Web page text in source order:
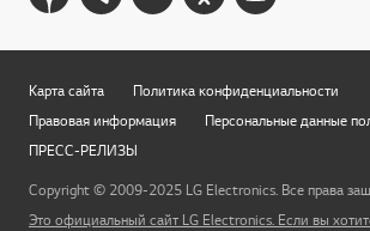
Карта сайта
Политика конфиденциальности
Правовая информация
Персональные данные
ПРЕСС-РЕЛИЗЫ
Copyright © 2009-2025 LG Electronics. Все права
Это официальный сайт LG Electronics. Если вы